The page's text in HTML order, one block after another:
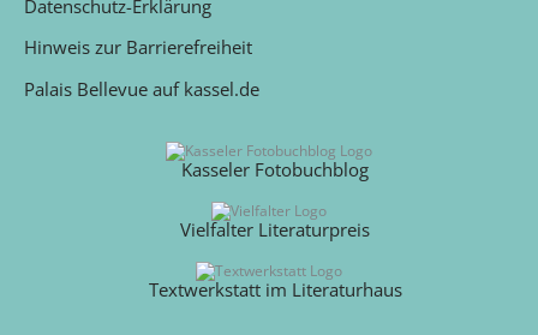
Datenschutz-Erklärung
Hinweis zur Barrierefreiheit
Palais Bellevue auf kassel.de
Kasseler Fotobuchblog
Vielfalter Literaturpreis
Textwerkstatt im Literaturhaus